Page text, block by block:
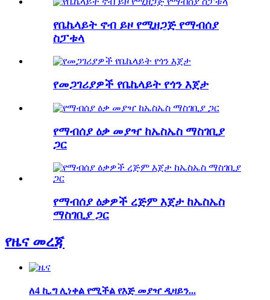
የቤኬላይት ኖብ ይዞ የሚዘጋጅ የማብሰያ
ስፓቱላ
የመጋገሪያዎች የቤኬላይት የጎን እጀታ
የማብሰያ ዕቃ መያዣ ከኤስኤስ ማስገቢያ
ጋር
የማብሰያ ዕቃዎች ረጅም እጀታ ከኤስኤስ
ማስገቢያ ጋር
የዜና መረጃ
ለ4 ኪ.ግ ሊነቀል የሚችል የእጅ መያዣ ዲዛይን...